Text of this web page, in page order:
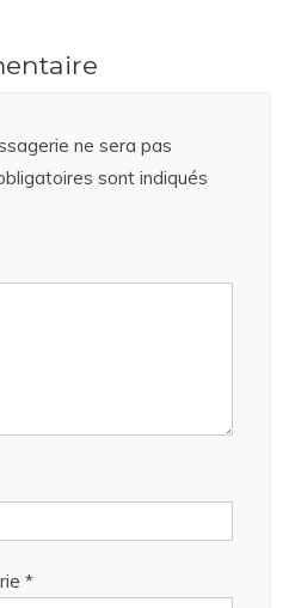
ne sera pas
sont indiqués
*